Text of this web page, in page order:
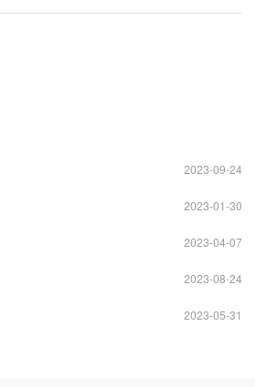
2023-09-24
2023-01-30
2023-04-07
2023-08-24
2023-05-31